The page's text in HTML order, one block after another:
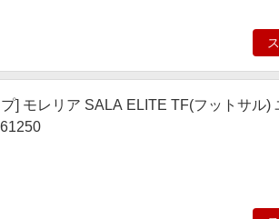
] モレリア SALA ELITE TF(フットサル)